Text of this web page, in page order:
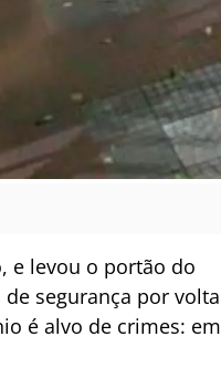
e levou o portão do
segurança por volta
é alvo de crimes: em